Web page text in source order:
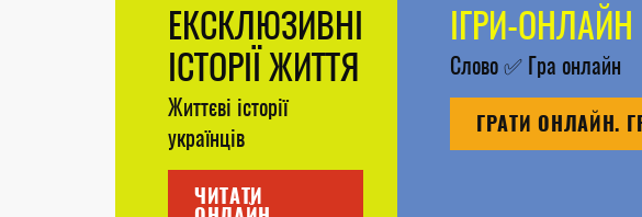
ЕКСКЛЮЗИВНІ
ІСТОРІЇ ЖИТТЯ
Життєві історії
українців
ЧИТАТИ
ІГРИ-ОНЛАЙН
Слово✅Гра онлайн
ГРАТИ ОНЛАЙН.